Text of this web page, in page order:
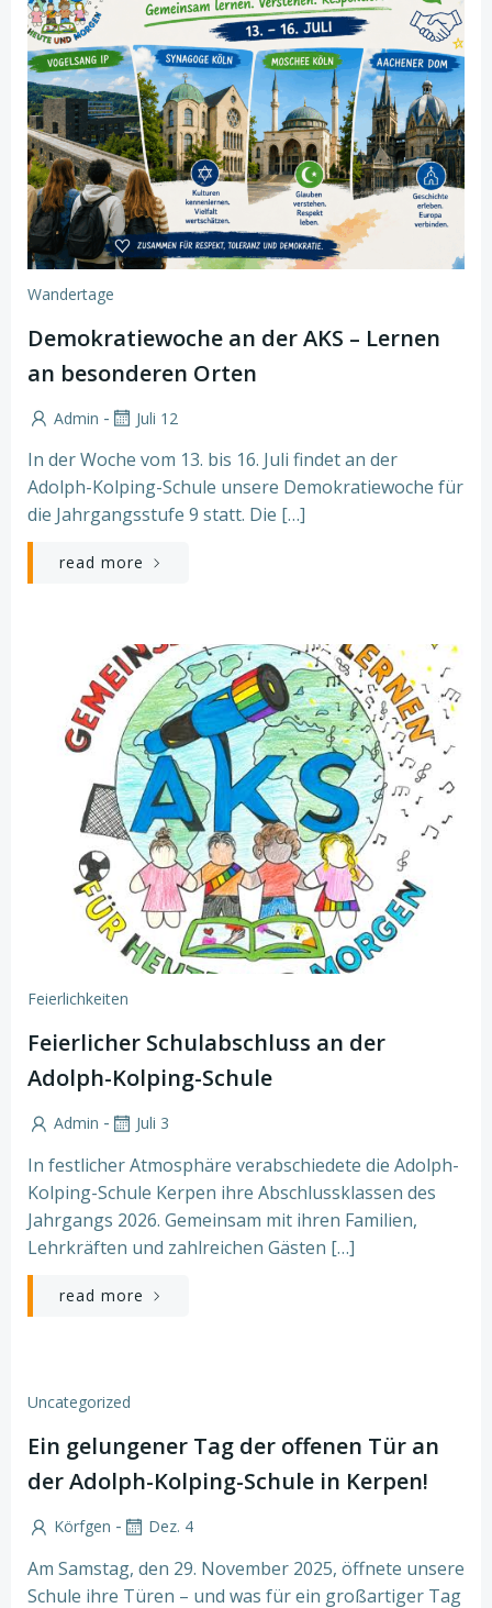
Wandertage
Demokratiewoche an der AKS – Lernen
an besonderen Orten
Admin - Juli 12
In der Woche vom 13. bis 16. Juli findet an der
Adolph-Kolping-Schule unsere Demokratiewoche für
die Jahrgangsstufe 9 statt. Die […]
read more
Feierlichkeiten
Feierlicher Schulabschluss an der
Adolph-Kolping-Schule
Admin - Juli 3
In festlicher Atmosphäre verabschiedete die Adolph-
Kolping-Schule Kerpen ihre Abschlussklassen des
Jahrgangs 2026. Gemeinsam mit ihren Familien,
Lehrkräften und zahlreichen Gästen […]
read more
Uncategorized
Ein gelungener Tag der offenen Tür an
der Adolph-Kolping-Schule in Kerpen!
Körfgen - Dez. 4
Am Samstag, den 29. November 2025, öffnete unsere
Schule ihre Türen – und was für ein großartiger Tag